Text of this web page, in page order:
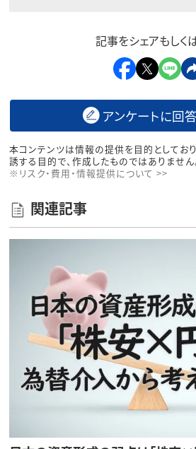
記事をシェアもしく
アンケートに回
本コンテンツは情報の提供を目的としてお
誘する目的で、作成したものではありません
※リスク・費用・情報提供について >>
関連記事